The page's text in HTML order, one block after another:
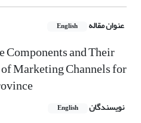
عنوان مقاله English
and Their
Marketing Channels for
نویسندگان English